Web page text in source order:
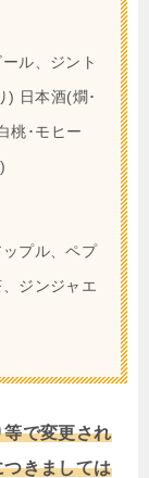
ル、ジント
) 日本酒(燗･
桃･モヒー
プル、ペプ
ジンジャエ
で変更され
きましては